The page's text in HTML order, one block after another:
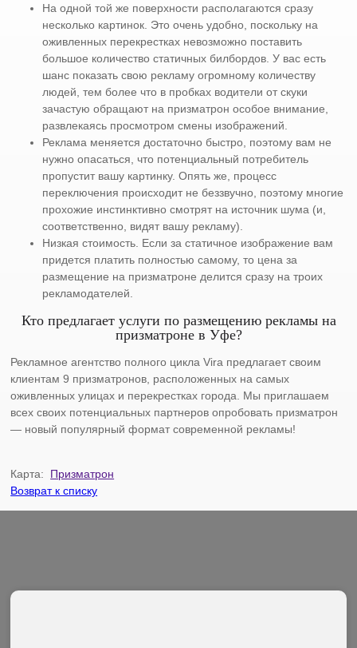
На одной той же поверхности располагаются сразу
несколько картинок. Это очень удобно, поскольку на
оживленных перекрестках невозможно поставить
большое количество статичных билбордов. У вас есть
шанс показать свою рекламу огромному количеству
людей, тем более что в пробках водители от скуки
зачастую обращают на призматрон особое внимание,
развлекаясь просмотром смены изображений.
Реклама меняется достаточно быстро, поэтому вам не
нужно опасаться, что потенциальный потребитель
пропустит вашу картинку. Опять же, процесс
переключения происходит не беззвучно, поэтому многие
прохожие инстинктивно смотрят на источник шума (и,
соответственно, видят вашу рекламу).
Низкая стоимость. Если за статичное изображение вам
придется платить полностью самому, то цена за
размещение на призматроне делится сразу на троих
рекламодателей.
Кто предлагает услуги по размещению рекламы на
призматроне в Уфе?
Рекламное агентство полного цикла Vira предлагает своим
клиентам 9 призматронов, расположенных на самых
оживленных улицах и перекрестках города. Мы приглашаем
всех своих потенциальных партнеров опробовать призматрон
— новый популярный формат современной рекламы!
Карта: Призматрон
Возврат к списку